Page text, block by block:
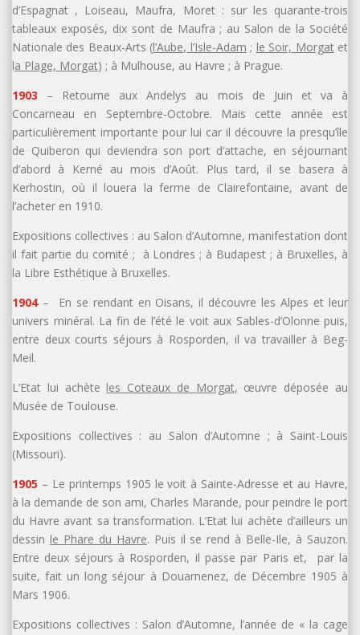
d’Espagnat , Loiseau, Maufra, Moret : sur les quarante-trois
tableaux exposés, dix sont de Maufra ; au Salon de la Société
Nationale des Beaux-Arts (l’Aube, l’Isle-Adam ; le Soir, Morgat et
la Plage, Morgat) ; à Mulhouse, au Havre ; à Prague.
1903 – Retourne aux Andelys au mois de Juin et va à
Concarneau en Septembre-Octobre. Mais cette année est
particulièrement importante pour lui car il découvre la presqu’île
de Quiberon qui deviendra son port d’attache, en séjournant
d’abord à Kerné au mois d’Août. Plus tard, il se basera à
Kerhostin, où il louera la ferme de Clairefontaine, avant de
l’acheter en 1910.
Expositions collectives : au Salon d’Automne, manifestation dont
il fait partie du comité ; à Londres ; à Budapest ; à Bruxelles, à
la Libre Esthétique à Bruxelles.
1904– En se rendant en Oisans, il découvre les Alpes et leur
univers minéral. La fin de l’été le voit aux Sables-d’Olonne puis,
entre deux courts séjours à Rosporden, il va travailler à Beg-
Meil.
L’Etat lui achète les Coteaux de Morgat, œuvre déposée au
Musée de Toulouse.
Expositions collectives : au Salon d’Automne ; à Saint-Louis
(Missouri).
1905 – Le printemps 1905 le voit à Sainte-Adresse et au Havre,
à la demande de son ami, Charles Marande, pour peindre le port
du Havre avant sa transformation. L’Etat lui achète d’ailleurs un
dessin le Phare du Havre. Puis il se rend à Belle-Ile, à Sauzon.
Entre deux séjours à Rosporden, il passe par Paris et, par la
suite, fait un long séjour à Douarnenez, de Décembre 1905 à
Mars 1906.
Expositions collectives : Salon d’Automne, l’année de « la cage